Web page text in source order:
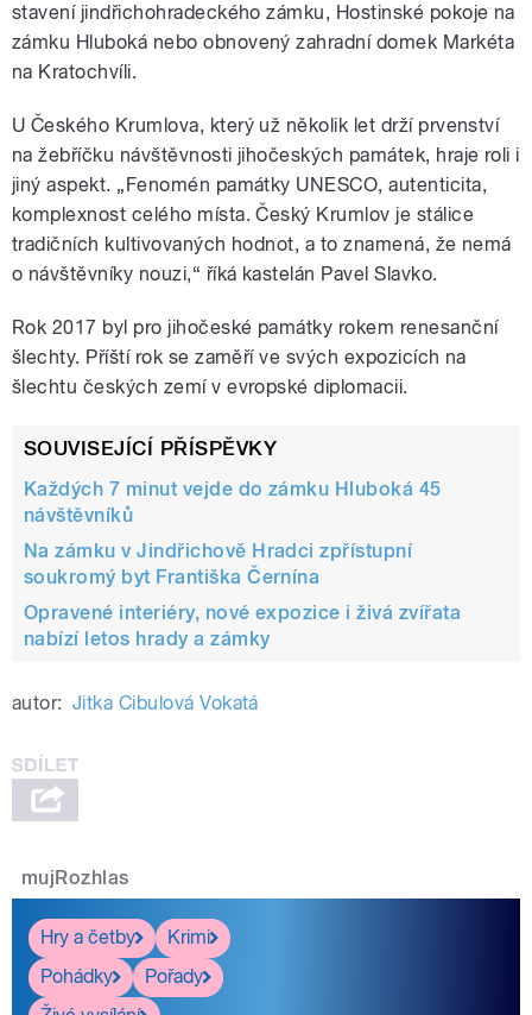
stavení jindřichohradeckého zámku, Hostinské pokoje na
zámku Hluboká nebo obnovený zahradní domek Markéta
na Kratochvíli.
U Českého Krumlova, který už několik let drží prvenství
na žebříčku návštěvnosti jihočeských památek, hraje roli i
jiný aspekt. „Fenomén památky UNESCO, autenticita,
komplexnost celého místa. Český Krumlov je stálice
tradičních kultivovaných hodnot, a to znamená, že nemá
o návštěvníky nouzi,“ říká kastelán Pavel Slavko.
Rok 2017 byl pro jihočeské památky rokem renesanční
šlechty. Příští rok se zaměří ve svých expozicích na
šlechtu českých zemí v evropské diplomacii.
SOUVISEJÍCÍ PŘÍSPĚVKY
Každých 7 minut vejde do zámku Hluboká 45
návštěvníků
Na zámku v Jindřichově Hradci zpřístupní
soukromý byt Františka Černína
Opravené interiéry, nové expozice i živá zvířata
nabízí letos hrady a zámky
autor: Jitka Cibulová Vokatá
mujRozhlas
Hry a četby
Krimi
Pohádky
Pořady